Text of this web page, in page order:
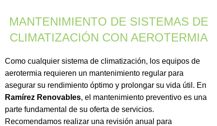
MANTENIMIENTO DE SISTEMAS DE
CLIMATIZACIÓN CON AEROTERMIA
Como cualquier sistema de climatización, los equipos de
aerotermia requieren un mantenimiento regular para
asegurar su rendimiento óptimo y prolongar su vida útil. En
Ramírez Renovables, el mantenimiento preventivo es una
parte fundamental de su oferta de servicios.
Recomendamos realizar una revisión anual para